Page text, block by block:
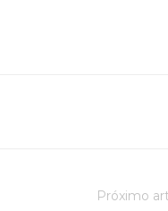
Próximo